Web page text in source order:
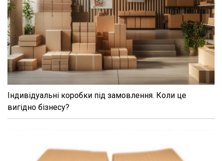
Індивідуальні коробки під замовлення. Коли це
вигідно бізнесу?